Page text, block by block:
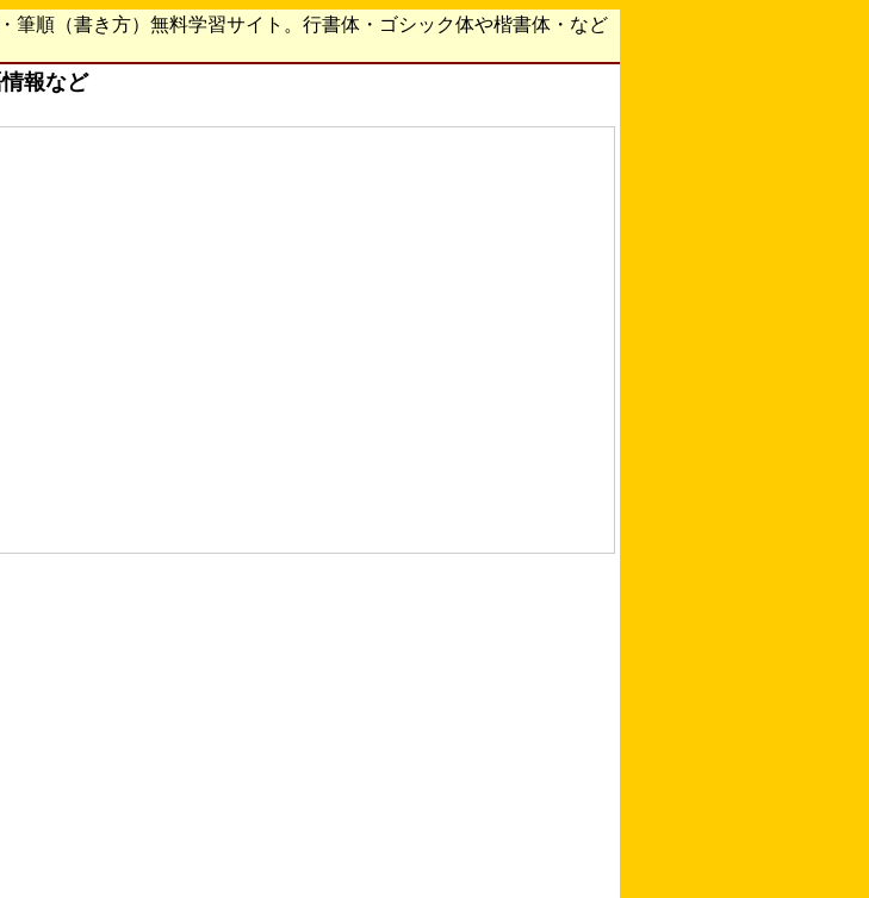
筆順（書き方）無料学習サイト。行書体・ゴシック体や楷書体・など
報など